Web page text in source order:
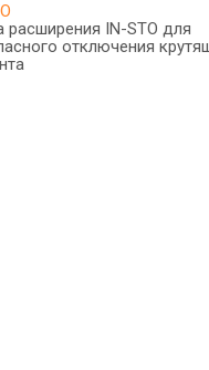
расширения IN-STO для
отключения